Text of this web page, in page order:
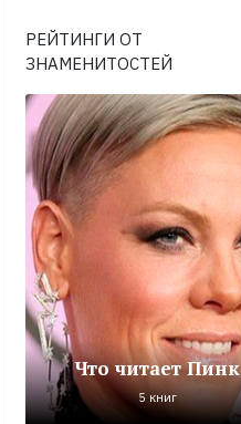
РЕЙТИНГИ ОТ
ЗНАМЕНИТОСТЕЙ
Что читает Пинк
5 книг